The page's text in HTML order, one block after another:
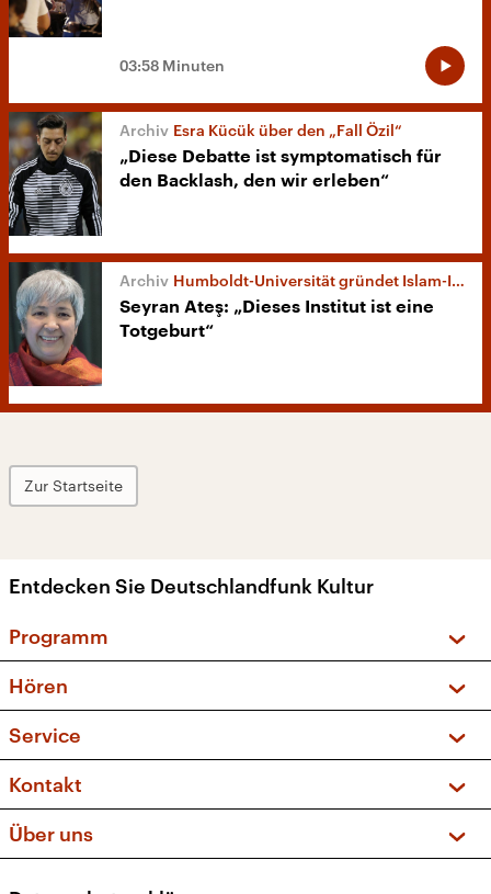
03:58 Minuten
Esra Kücük über den „Fall Özil“
„Diese Debatte ist symptomatisch für
den Backlash, den wir erleben“
Humboldt-Universität gründet Islam-Institut
Seyran Ateş: „Dieses Institut ist eine
Totgeburt“
Zur Startseite
Entdecken Sie Deutschlandfunk Kultur
Programm
Sendungen und Podcasts
Musikliste
Kakadu – Das Kinderprogramm
Hören
Frequenzen (UKW + DAB+)
Service
FAQ
Apps
Newsletter
Kontakt
Social Media
Über uns